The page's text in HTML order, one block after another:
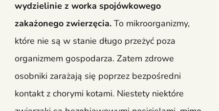
wydzielinie z worka spojówkowego
zakażonego zwierzęcia. To mikroorganizmy,
które nie są w stanie długo przeżyć poza
organizmem gospodarza. Zatem zdrowe
osobniki zarażają się poprzez bezpośredni
kontakt z chorymi kotami. Niestety niektóre